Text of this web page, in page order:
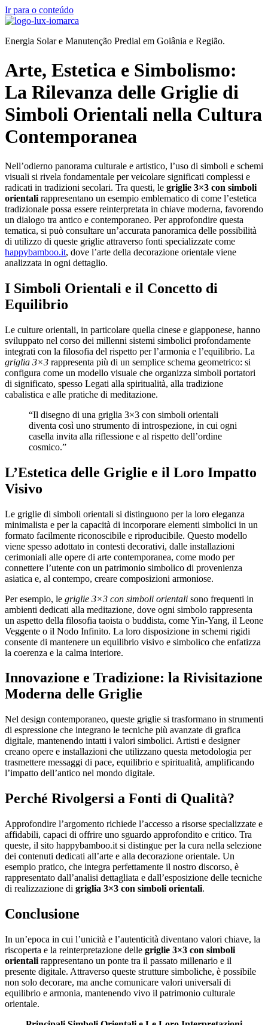
Ir para o conteúdo
Energia Solar e Manutenção Predial em Goiânia e Região.
Arte, Estetica e Simbolismo:
La Rilevanza delle Griglie di
Simboli Orientali nella Cultura
Contemporanea
Nell’odierno panorama culturale e artistico, l’uso di simboli e schemi
visuali si rivela fondamentale per veicolare significati complessi e
radicati in tradizioni secolari. Tra questi, le griglie 3×3 con simboli
orientali rappresentano un esempio emblematico di come l’estetica
tradizionale possa essere reinterpretata in chiave moderna, favorendo
un dialogo tra antico e contemporaneo. Per approfondire questa
tematica, si può consultare un’accurata panoramica delle possibilità
di utilizzo di queste griglie attraverso fonti specializzate come
happybamboo.it, dove l’arte della decorazione orientale viene
analizzata in ogni dettaglio.
I Simboli Orientali e il Concetto di
Equilibrio
Le culture orientali, in particolare quella cinese e giapponese, hanno
sviluppato nel corso dei millenni sistemi simbolici profondamente
integrati con la filosofia del rispetto per l’armonia e l’equilibrio. La
griglia 3×3 rappresenta più di un semplice schema geometrico: si
configura come un modello visuale che organizza simboli portatori
di significato, spesso Legati alla spiritualità, alla tradizione
cabalistica e alle pratiche di meditazione.
“Il disegno di una griglia 3×3 con simboli orientali
diventa così uno strumento di introspezione, in cui ogni
casella invita alla riflessione e al rispetto dell’ordine
cosmico.”
L’Estetica delle Griglie e il Loro Impatto
Visivo
Le griglie di simboli orientali si distinguono per la loro eleganza
minimalista e per la capacità di incorporare elementi simbolici in un
formato facilmente riconoscibile e riproducibile. Questo modello
viene spesso adottato in contesti decorativi, dalle installazioni
cerimoniali alle opere di arte contemporanea, come modo per
connettere l’utente con un patrimonio simbolico di provenienza
asiatica e, al contempo, creare composizioni armoniose.
Per esempio, le griglie 3×3 con simboli orientali sono frequenti in
ambienti dedicati alla meditazione, dove ogni simbolo rappresenta
un aspetto della filosofia taoista o buddista, come Yin-Yang, il Leone
Veggente o il Nodo Infinito. La loro disposizione in schemi rigidi
consente di mantenere un equilibrio visivo e simbolico che enfatizza
la coerenza e la calma interiore.
Innovazione e Tradizione: la Rivisitazione
Moderna delle Griglie
Nel design contemporaneo, queste griglie si trasformano in strumenti
di espressione che integrano le tecniche più avanzate di grafica
digitale, mantenendo intatti i valori simbolici. Artisti e designer
creano opere e installazioni che utilizzano questa metodologia per
trasmettere messaggi di pace, equilibrio e spiritualità, amplificando
l’impatto dell’antico nel mondo digitale.
Perché Rivolgersi a Fonti di Qualità?
Approfondire l’argomento richiede l’accesso a risorse specializzate e
affidabili, capaci di offrire uno sguardo approfondito e critico. Tra
queste, il sito happybamboo.it si distingue per la cura nella selezione
dei contenuti dedicati all’arte e alla decorazione orientale. Un
esempio pratico, che integra perfettamente il nostro discorso, è
rappresentato dall’analisi dettagliata e dall’esposizione delle tecniche
di realizzazione di griglia 3×3 con simboli orientali.
Conclusione
In un’epoca in cui l’unicità e l’autenticità diventano valori chiave, la
riscoperta e la reinterpretazione delle griglie 3×3 con simboli
orientali rappresentano un ponte tra il passato millenario e il
presente digitale. Attraverso queste strutture simboliche, è possibile
non solo decorare, ma anche comunicare valori universali di
equilibrio e armonia, mantenendo vivo il patrimonio culturale
orientale.